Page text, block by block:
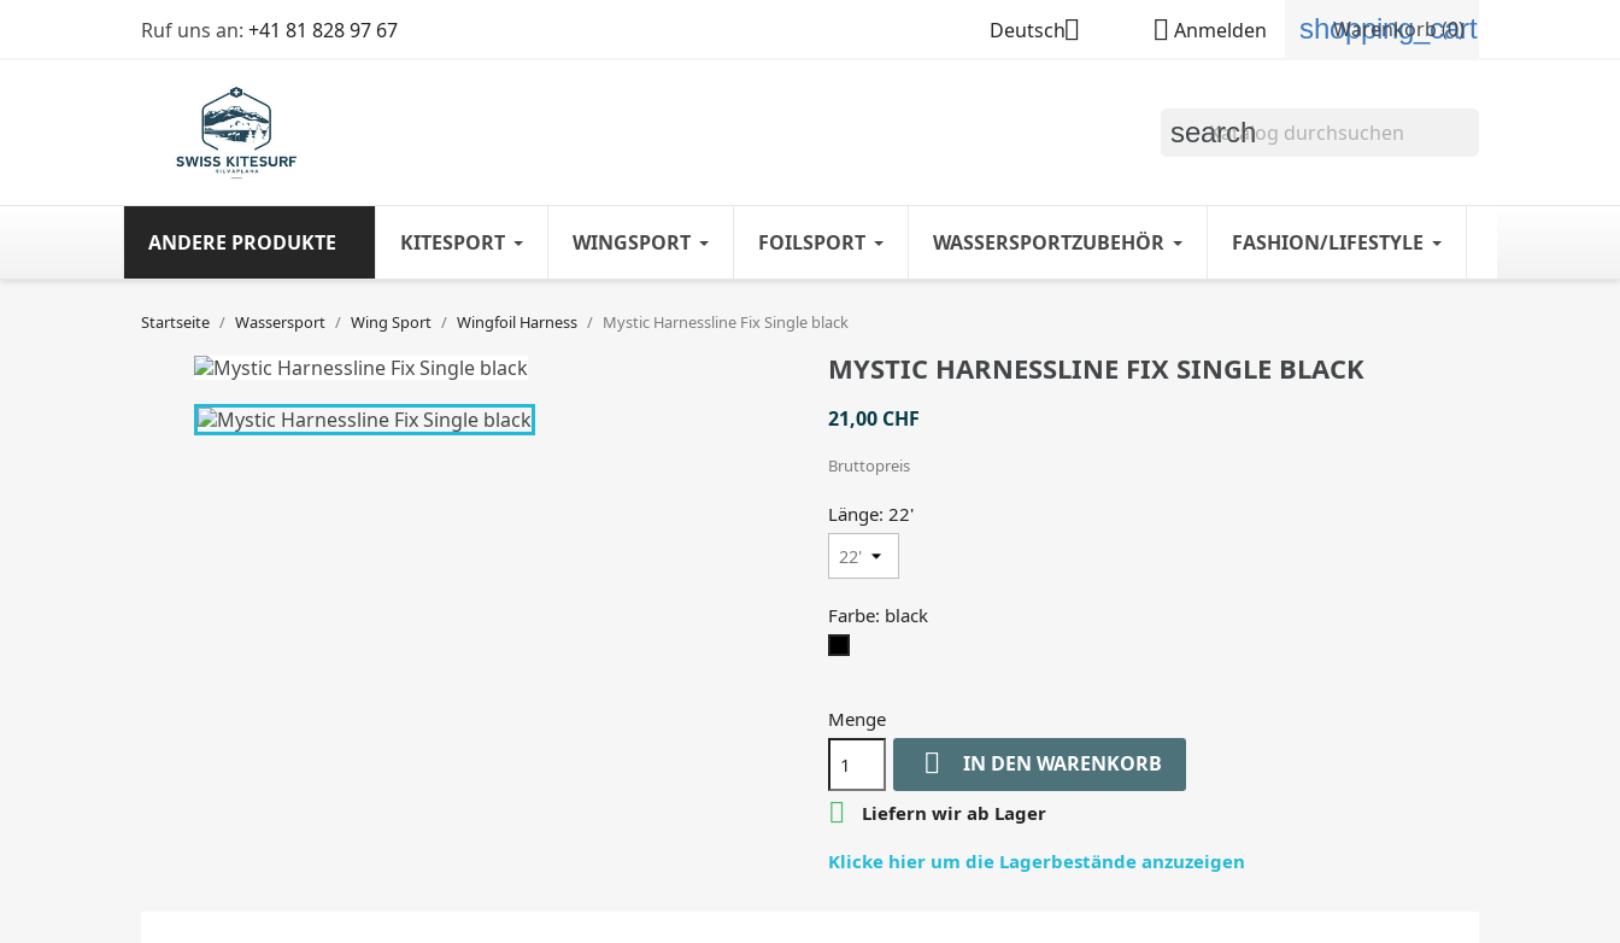
Ruf uns an: +41 81 828 97 67 Deutsch  Anmelden shopping_cart
Warenkorb(0)
search
ANDERE PRODUKTE KITESPORT WINGSPORT FOILSPORT WASSERSPORTZUBEHÖR FASHION/LIFESTYLE
Startseite Wassersport Wing Sport Wingfoil Harness Mystic Harnessline Fix Single black
MYSTIC HARNESSLINE FIX SINGLE BLACK
21,00 CHF
Bruttopreis
Länge: 22'
Farbe: black
Menge
 IN DEN WARENKORB

Liefern wir ab Lager
Klicke hier um die Lagerbestände anzuzeigen